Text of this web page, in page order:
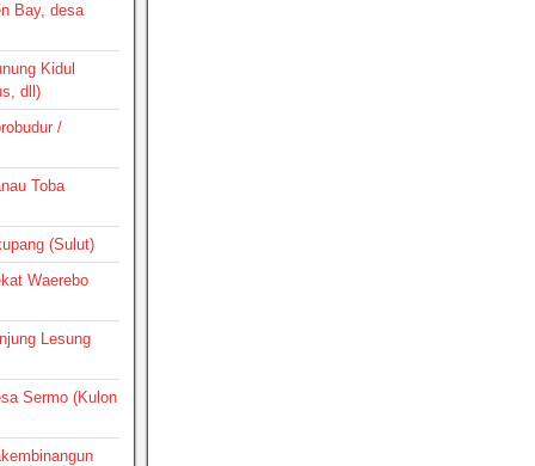
Bay, desa
Kidul
dll)
/
Toba
(Sulut)
Waerebo
Lesung
Sermo (Kulon